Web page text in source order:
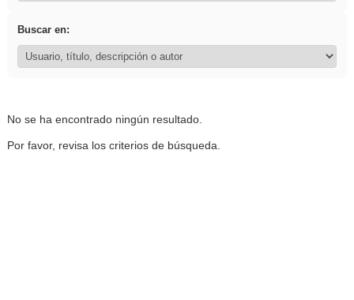
Buscar en:
No se ha encontrado ningún resultado.
Por favor, revisa los criterios de búsqueda.